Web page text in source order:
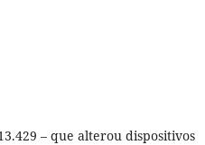
– que alterou dispositivos